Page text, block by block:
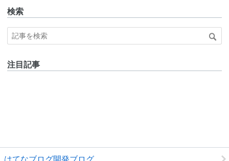
検索
注目記事
はてなブログ開発ブログ